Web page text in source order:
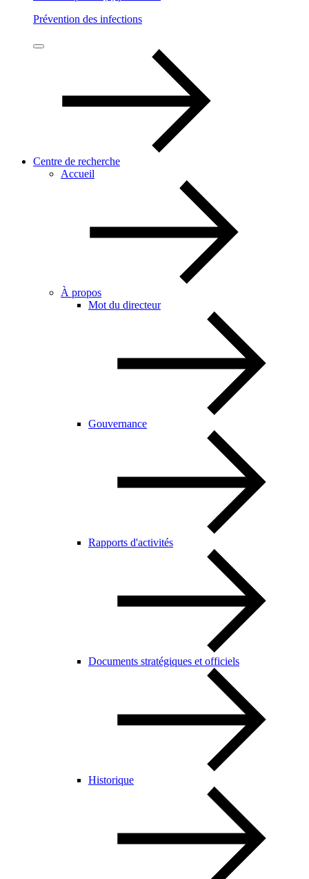
Prévention des infections
Centre de recherche
Accueil
À propos
Mot du directeur
Gouvernance
Rapports d'activités
Documents stratégiques et officiels
Historique